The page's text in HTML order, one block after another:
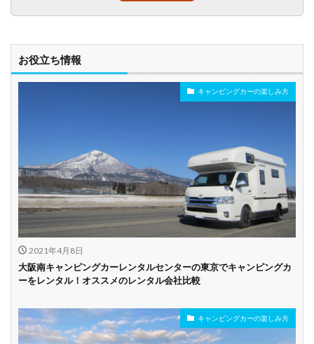
車椅子対応
駅配車あり 多言語対応 年末年始営業
配車サービスあり
マイカー預かりあ
り
カード支払い可
ビジネス利用 カップル向き ファミリー向き
お役立ち情報
キャンピングカーの楽しみ方
2021年4月8日
大阪南キャンピングカーレンタルセンターの東京でキャンピングカ
ーをレンタル！オススメのレンタル会社比較
キャンピングカーの楽しみ方